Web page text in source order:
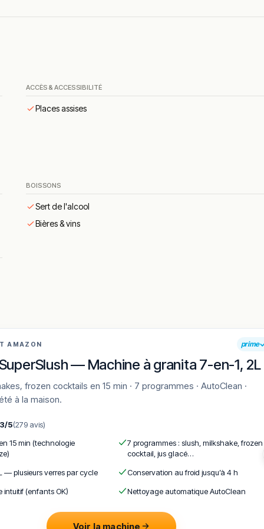
coulant.
chaleureux et bon rapport qualité-prix sont régulièrement
grand-mottois que les visiteurs de passage en quête d’une
l’art de vivre balnéaire.
le travail des produits de saison et l’accueil
une clientèle locale comme touristique. Les amateurs de
appellations languedociennes (Picpoul de Pinet, AOP
le week-end et en haute saison estivale. La maison
représentatif de l’art de vivre grand-mottois qui mêle
Balladur.
vous rendant sur :
Améliorer la fiche de cet établissement
ACCÈS & ACCESSIBILITÉ
Places assises
BOISSONS
Sert de l'alcool
Bières & vins
AMAZON prime
— Machine à granita 7-en-1, 2L
à la maison.
5(279 avis)
15 min (technologie
7 programmes : slush, milkshake, frozen
cocktail, jus glacé…
— plusieurs verres par cycle
Conservation au froid jusqu’à 4 h
intuitif (enfants OK)
Nettoyage automatique AutoClean
Voir la machine